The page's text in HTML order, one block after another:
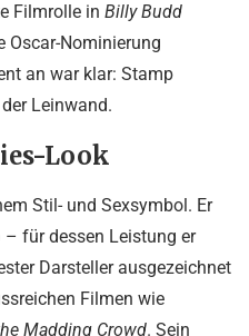
Filmrolle in Billy Budd
Oscar-Nominierung
an war klar: Stamp
Leinwand.
Look
Stil- und Sexsymbol. Er
für dessen Leistung er
Darsteller ausgezeichnet
Filmen wie
Madding Crowd. Sein